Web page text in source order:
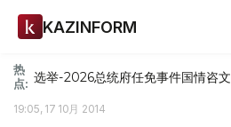
KAZINFORM
热
点: 选举-2026总统府任免事件国情咨文
19:05, 17 10月 2014